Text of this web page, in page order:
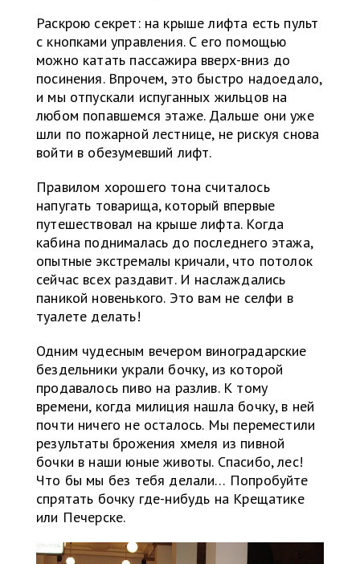
Раскрою секрет: на крыше лифта есть пульт
с кнопками управления. С его помощью
можно катать пассажира вверх-вниз до
посинения. Впрочем, это быстро надоедало,
и мы отпускали испуганных жильцов на
любом попавшемся этаже. Дальше они уже
шли по пожарной лестнице, не рискуя снова
войти в обезумевший лифт.
Правилом хорошего тона считалось
напугать товарища, который впервые
путешествовал на крыше лифта. Когда
кабина поднималась до последнего этажа,
опытные экстремалы кричали, что потолок
сейчас всех раздавит. И наслаждались
паникой новенького. Это вам не селфи в
туалете делать!
Одним чудесным вечером виноградарские
бездельники украли бочку, из которой
продавалось пиво на разлив. К тому
времени, когда милиция нашла бочку, в ней
почти ничего не осталось. Мы переместили
результаты брожения хмеля из пивной
бочки в наши юные животы. Спасибо, лес!
Что бы мы без тебя делали… Попробуйте
спрятать бочку где-нибудь на Крещатике
или Печерске.